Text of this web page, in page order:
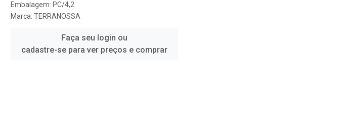
Embalagem: PC/4,2
Marca: TERRANOSSA
Faça seu login ou
cadastre-se para ver preços e comprar